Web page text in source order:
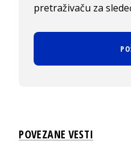
pretraživaču za
POVEZANE VESTI